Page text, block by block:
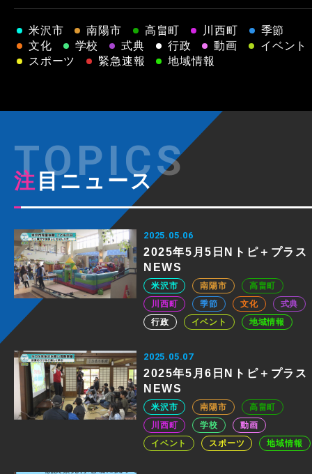
米沢市 南陽市 高畠町 川西町
季節
文化
学校 式典 行政 動画
イベント
スポーツ
緊急速報 地域情報
注目ニュース
2025.05.06
2025年5月5日Nトピ＋プラス
NEWS
米沢市 南陽市
高畠町
川西町
季節 文化
式典
行政
イベント 地域情報
2025.05.07
2025年5月6日Nトピ＋プラス
NEWS
米沢市 南陽市
高畠町
川西町
学校
動画
イベント
スポーツ 地域情報